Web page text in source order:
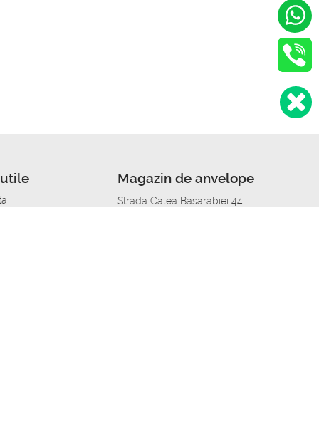
Magazin de anvelope
Strada Calea Basarabiei 44